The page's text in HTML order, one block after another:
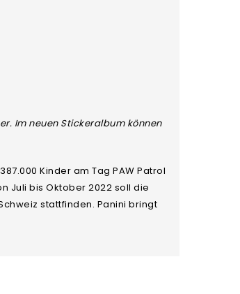
Im neuen Stickeralbum können
Kinder am Tag PAW Patrol
Juli bis Oktober 2022 soll die
stattfinden. Panini bringt